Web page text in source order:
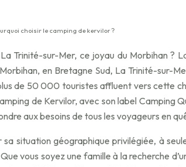
choisir le camping de kervilor ?
Trinité-sur-Mer, ce joyau du Morbihan ?
en Bretagne Sud, La Trinité-sur-
de 50 000 touristes affluent vers cette
de Kervilor, avec son label
aux besoins de tous les voyageurs en
situation géographique privilégiée, à
vous soyez une famille à la recherche